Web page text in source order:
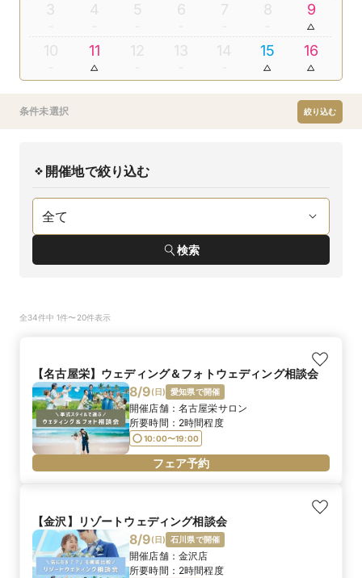
3 4 5 6 7 8 9
10 11 12 13 14 15 16
条件未選択 絞り込む
開催地で絞り込む
検索
全34件中 1件〜20件表示
【名古屋栄】ウェディング＆フォトウェディング相談会
8/9(日) 愛知県で開催
開催店舗： 名古屋栄サロン
所要時間： 2時間程度
10:00〜19:00
フェア予約
【金沢】リゾートウェディング相談会
8/9(日) 石川県で開催
開催店舗： 金沢店
所要時間： 2時間程度